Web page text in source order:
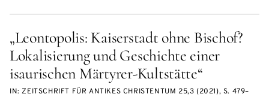
„Leontopolis: Kaiserstadt ohne Bischof?
Lokalisierung und Geschichte einer
isaurischen Märtyrer-Kultstätte“
IN: ZEITSCHRIFT FÜR ANTIKES CHRISTENTUM 25,3 (2021), S. 479–